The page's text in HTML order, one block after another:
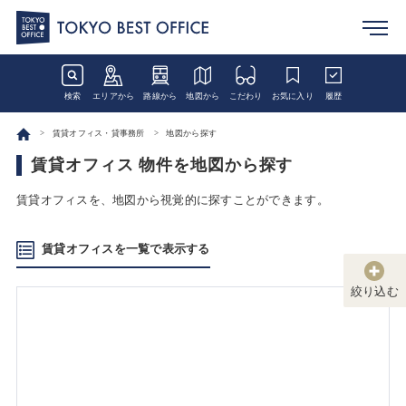
検索 エリアから 路線から 地図から こだわり お気に入り 履歴
賃貸オフィス・貸事務所 地図から探す
賃貸オフィス 物件を地図から探す
賃貸オフィスを、地図から視覚的に探すことができます。
賃貸オフィスを一覧で表示する
絞り込む